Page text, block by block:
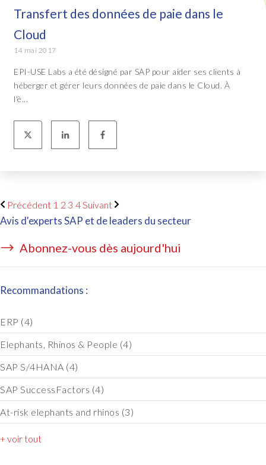
Transfert des données de paie dans le
Cloud
14 mai 2017
EPI-USE Labs a été désigné par SAP pour aider ses clients à
héberger et gérer leurs données de paie dans le Cloud. À
l'è...
Précédent 1 2 3 4Suivant
Avis d'experts SAP et de leaders du secteur
Abonnez-vous dès aujourd'hui
Recommandations :
ERP (4)
Elephants, Rhinos & People (4)
SAP S/4HANA (4)
SAP SuccessFactors (4)
At-risk elephants and rhinos (3)
+ voir tout